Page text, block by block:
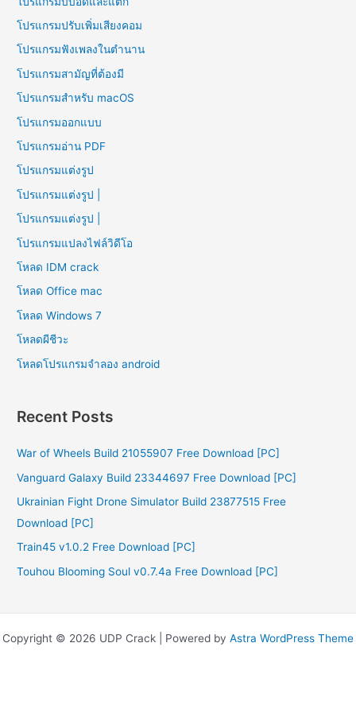
โปรแกรมปรับเพิ่มเสียงคอม
โปรแกรมฟังเพลงในตำนาน
โปรแกรมสามัญที่ต้องมี
โปรแกรมสำหรับ macOS
โปรแกรมออกแบบ
โปรแกรมอ่าน PDF
โปรแกรมแต่งรูป
โปรแกรมแต่งรูป |
โปรแกรมแต่งรูป |
โปรแกรมแปลงไฟล์วิดีโอ
โหลด IDM crack
โหลด Office mac
โหลด Windows 7
โหลดผีชีวะ
โหลดโปรแกรมจําลอง android
Recent Posts
War of Wheels Build 21055907 Free Download [PC]
Vanguard Galaxy Build 23344697 Free Download [PC]
Ukrainian Fight Drone Simulator Build 23877515 Free
Download [PC]
Train45 v1.0.2 Free Download [PC]
Touhou Blooming Soul v0.7.4a Free Download [PC]
Copyright © 2026 UDP Crack | Powered by Astra WordPress Theme